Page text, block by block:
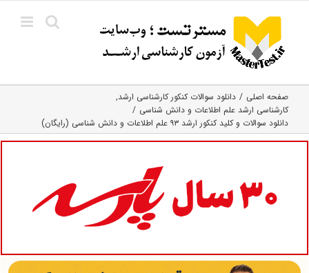
content
صفحه اصلی
دانلود سوالات کنکور کارشناسی ارشد
کارشناسی ارشد علم اطلاعات و دانش شناسی
دانلود سوالات و کلید کنکور ارشد ۹۳ علم اطلاعات و دانش شناسی (رایگان)